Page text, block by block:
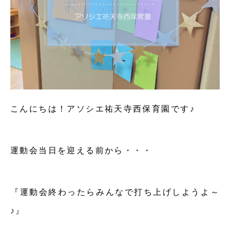
こんにちは！アソシエ祐天寺西保育園です♪
運動会当日を迎える前から・・・
『運動会終わったらみんなで打ち上げしようよ～
♪』